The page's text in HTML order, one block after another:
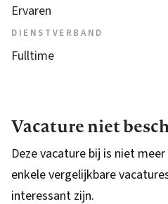
Ervaren
DIENSTVERBAND
Fulltime
Vacature niet
Deze vacature bij is niet
enkele vergelijkbare
interessant zijn.